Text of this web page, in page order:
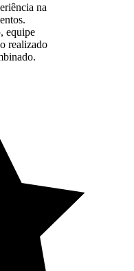
na
equipe
realizado